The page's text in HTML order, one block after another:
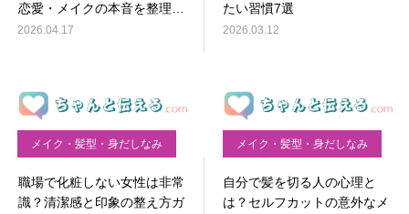
恋愛・メイクの本音を整理し
てみよう
2026.04.17
たい習慣7選
2026.03.12
メイク・髪型・身だしなみ
職場で化粧しない女性は非常
識？清潔感と印象の整え方ガ
メイク・髪型・身だしなみ
自分で髪を切る人の心理と
は？セルフカットの意外なメ